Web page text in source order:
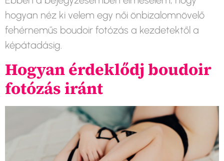
hogyan néz ki velem egy női önbizalomnövelő
fehérneműs boudoir fotózás a kezdetektől a
képátadásig.
Hogyan érdeklődj boudoir
fotózás iránt